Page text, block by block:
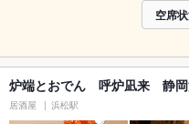
空席
炉端とおでん 呼炉凪来 静岡
居酒屋 浜松駅